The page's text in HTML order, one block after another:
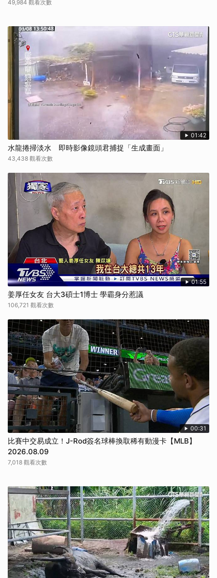
49,984 觀看次數
01:42
水龍捲掃淡水 即時影像鏡頭君捕捉「生成畫面」
43,438 觀看次數
01:55
姜厚任女友 台大3碩士1博士 學霸身分惹議
106,721 觀看次數
00:31
比賽中交易成立！J-Rod簽名球棒換取稀有動漫卡【MLB】
2026.08.09
7,018 觀看次數